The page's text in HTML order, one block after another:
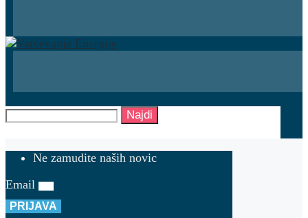
Najdi
Ne zamudite naših novic
Email
PRIJAVA